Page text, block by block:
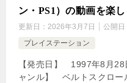
ン・PS1）の動画を楽
更新日： 2026年3月7日 公開日
プレイステーション
【発売日】 1997年8月
ャンル】 ベルトスクロー